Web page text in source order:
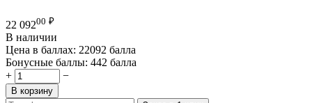
22 09200 ₽
В наличии
Цена в баллах: 22092 балла
Бонусные баллы: 442 балла
+
−
В корзину